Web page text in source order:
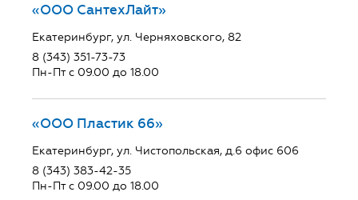
«ООО СантехЛайт»
Екатеринбург, ул. Черняховского, 82
8 (343) 351-73-73
Пн-Пт с 09.00 до 18.00
«ООО Пластик 66»
Екатеринбург, ул. Чистопольская, д.6 офис 606
8 (343) 383-42-35
Пн-Пт с 09.00 до 18.00